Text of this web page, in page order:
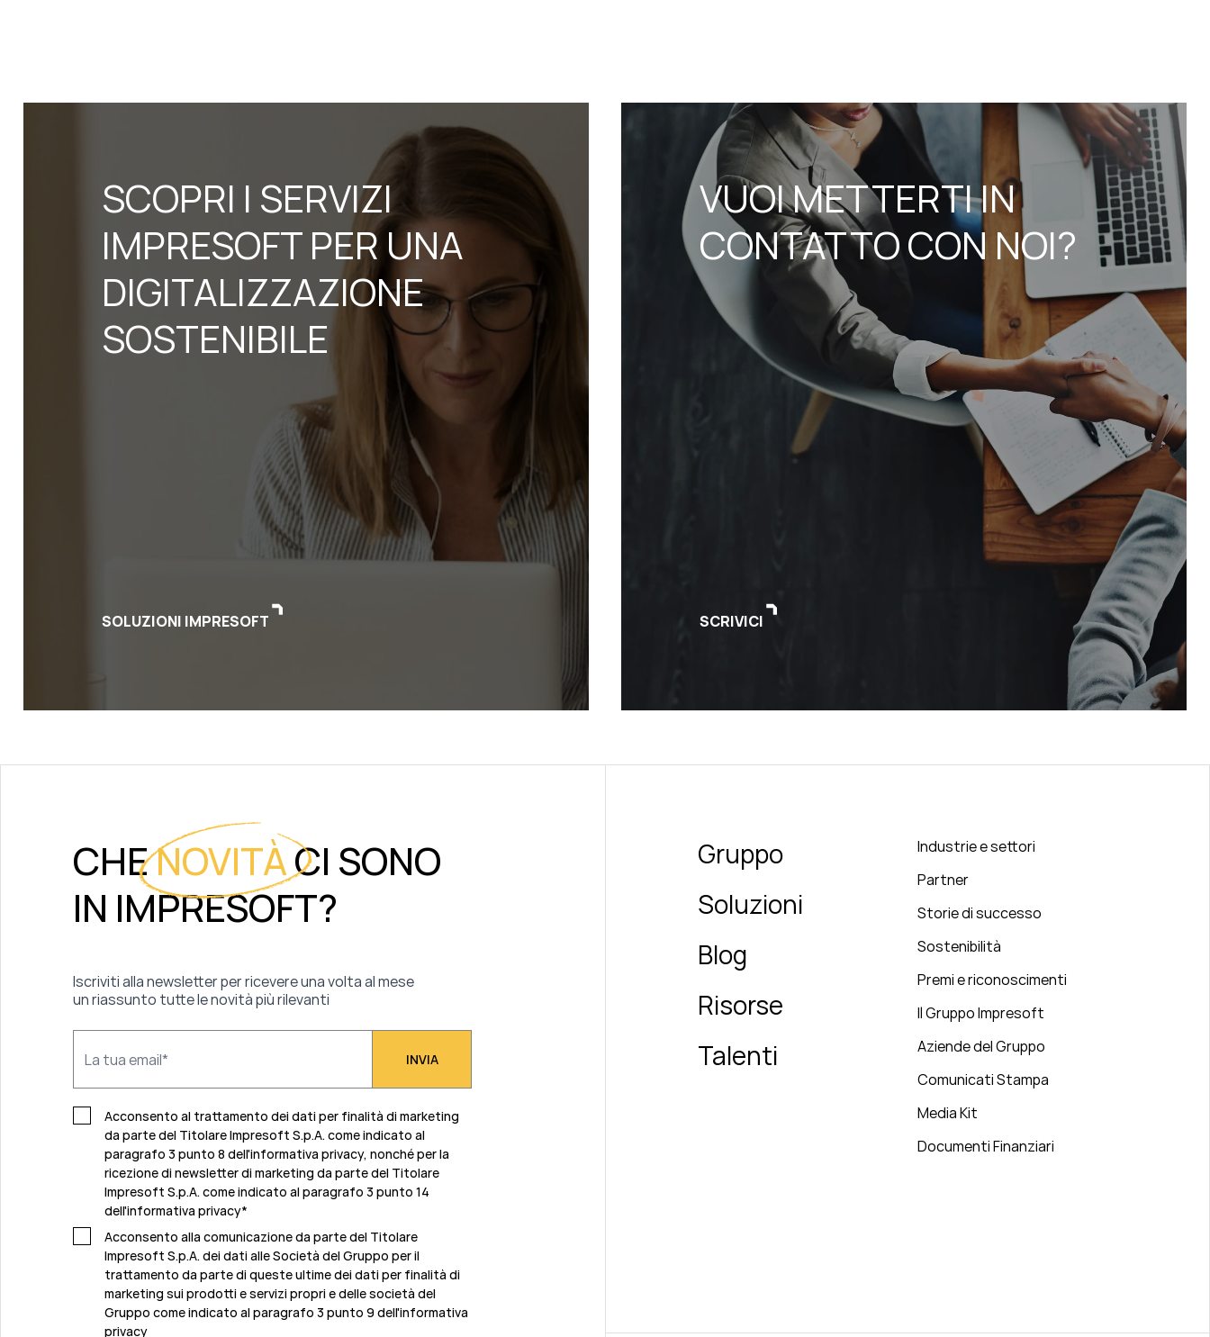
SCOPRI I SERVIZI
IMPRESOFT PER UNA
DIGITALIZZAZIONE
SOSTENIBILE
SOLUZIONI IMPRESOFT
VUOI METTERTI IN
CONTATTO CON NOI?
SCRIVICI
CHENOVITÀCI SONO
IN IMPRESOFT?
Iscriviti alla newsletter per ricevere una volta al mese
un riassunto tutte le novità più rilevanti
Acconsento al trattamento dei dati per finalità di marketing
da parte del Titolare Impresoft S.p.A. come indicato al
paragrafo 3 punto 8 dell'informativa privacy, nonché per la
ricezione di newsletter di marketing da parte del Titolare
Impresoft S.p.A. come indicato al paragrafo 3 punto 14
dell'informativa privacy*
Acconsento alla comunicazione da parte del Titolare
Impresoft S.p.A. dei dati alle Società del Gruppo per il
trattamento da parte di queste ultime dei dati per finalità di
marketing sui prodotti e servizi propri e delle società del
Gruppo come indicato al paragrafo 3 punto 9 dell'informativa
privacy
Gruppo
Soluzioni
Blog
Risorse
Talenti
Industrie e settori
Partner
Storie di successo
Sostenibilità
Premi e riconoscimenti
Il Gruppo Impresoft
Aziende del Gruppo
Comunicati Stampa
Media Kit
Documenti Finanziari